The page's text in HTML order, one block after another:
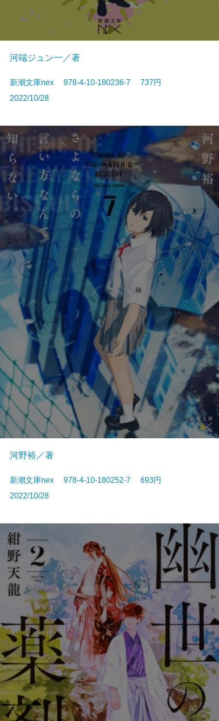
河端ジュン一／著
新潮文庫nex 978-4-10-180236-7 737円
2022/10/28
河野裕／著
新潮文庫nex 978-4-10-180252-7 693円
2022/10/28